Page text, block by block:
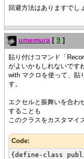
回避方法はありますでし
umemura [ 9 ]
貼り付けコマンド「
がよいかもしれないです
with マクロを使って、貼
す。
エクセルと振舞いを合わ
することも
このクラスをカスタマイ
Code:
{define-class